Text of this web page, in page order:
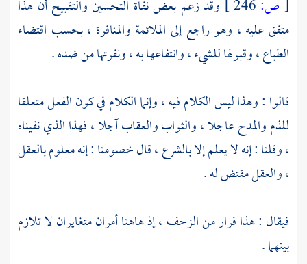
[ ص:
وقد زعم بعض نفاة التحسين والتقبيح أن هذا
متفق عليه ، وهو راجع إلى الملائمة والمنافرة ، بحسب اقتضاء
الطباع ، وقبولها للشيء ، وانتفاعها به ، ونفرتها من ضده .
قالوا : وهذا ليس الكلام فيه ، وإنما الكلام في كون الفعل متعلقا
للذم والمدح عاجلا ، والثواب والعقاب آجلا ، فهذا الذي نفيناه
، وقلنا : إنه لا يعلم إلا بالشرع ، قال خصومنا : إنه معلوم بالعقل
، والعقل مقتض له .
فيقال : هذا فرار من الزحف ، إذ هاهنا أمران متغايران لا تلازم
بينهما .